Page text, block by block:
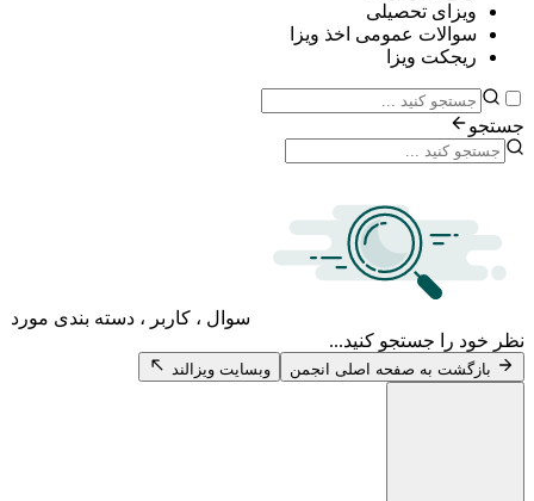
تحصیلی
عمومی اخذ ویزا
ویزا
سوال ، کاربر ، دسته بندی مورد
جستجو کنید...
به صفحه اصلی انجمن وبسایت ویزالند